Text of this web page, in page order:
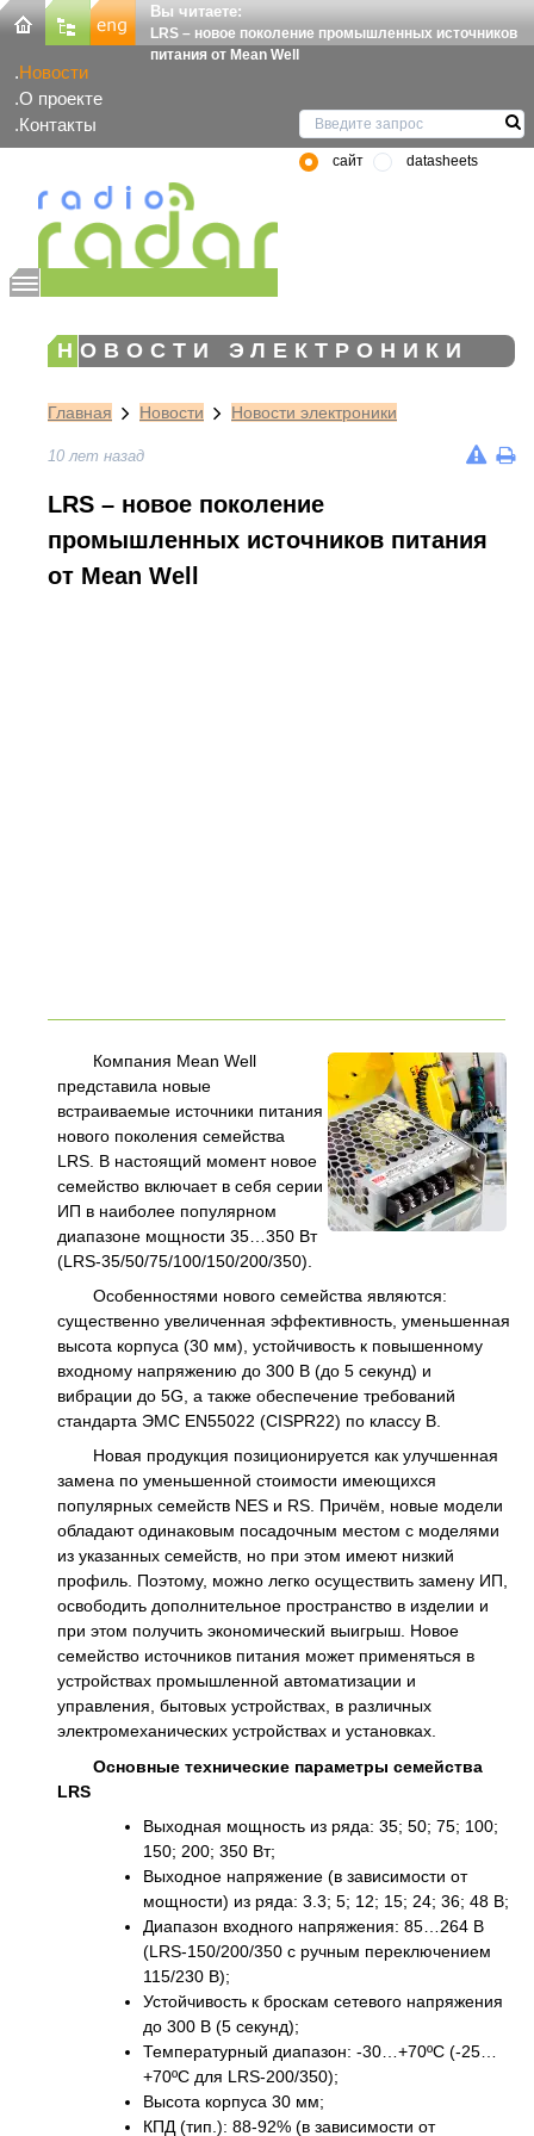
Вы читаете:
LRS – новое поколение промышленных источников
питания от Mean Well
Новости
О проекте
Контакты
сайт datasheets
НОВОСТИ ЭЛЕКТРОНИКИ
Главная Новости Новости электроники
10 лет назад
LRS – новое поколение
промышленных источников питания
от Mean Well
Компания Mean Well
представила новые
встраиваемые источники питания
нового поколения семейства
LRS. В настоящий момент новое
семейство включает в себя серии
ИП в наиболее популярном
диапазоне мощности 35…350 Вт
(LRS-35/50/75/100/150/200/350).
Особенностями нового семейства являются:
существенно увеличенная эффективность, уменьшенная
высота корпуса (30 мм), устойчивость к повышенному
входному напряжению до 300 В (до 5 секунд) и
вибрации до 5G, а также обеспечение требований
стандарта ЭМС EN55022 (CISPR22) по классу B.
Новая продукция позиционируется как улучшенная
замена по уменьшенной стоимости имеющихся
популярных семейств NES и RS. Причём, новые модели
обладают одинаковым посадочным местом с моделями
из указанных семейств, но при этом имеют низкий
профиль. Поэтому, можно легко осуществить замену ИП,
освободить дополнительное пространство в изделии и
при этом получить экономический выигрыш. Новое
семейство источников питания может применяться в
устройствах промышленной автоматизации и
управления, бытовых устройствах, в различных
электромеханических устройствах и установках.
Основные технические параметры семейства
LRS
Выходная мощность из ряда: 35; 50; 75; 100;
150; 200; 350 Вт;
Выходное напряжение (в зависимости от
мощности) из ряда: 3.3; 5; 12; 15; 24; 36; 48 В;
Диапазон входного напряжения: 85…264 В
(LRS-150/200/350 с ручным переключением
115/230 В);
Устойчивость к броскам сетевого напряжения
до 300 В (5 секунд);
Температурный диапазон: -30…+70ºС (-25…
+70ºС для LRS-200/350);
Высота корпуса 30 мм;
КПД (тип.): 88-92% (в зависимости от